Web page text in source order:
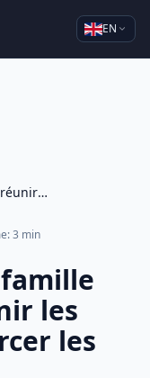
EN
Cadeau pour une famille recomposée : réunir les souvenirs sans forcer les liens
3 min
les
les